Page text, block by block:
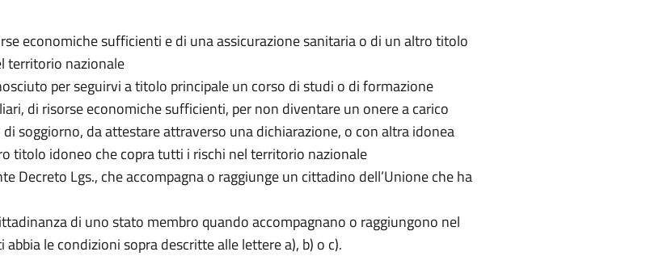
economiche sufficienti e di una assicurazione sanitaria o di un altro titolo
territorio nazionale
per seguirvi a titolo principale un corso di studi o di formazione
di risorse economiche sufficienti, per non diventare un onere a carico
soggiorno, da attestare attraverso una dichiarazione, o con altra idonea
titolo idoneo che copra tutti i rischi nel territorio nazionale
Decreto Lgs., che accompagna o raggiunge un cittadino dell’Unione che ha
di uno stato membro quando accompagnano o raggiungono nel
le condizioni sopra descritte alle lettere a), b) o c).